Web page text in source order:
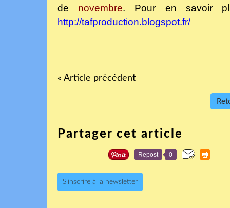
de novembre. Pour en savoir
http://tafproduction.blogspot.fr/
« Article précédent
Partager cet article
Repost 0
S'inscrire à la newsletter